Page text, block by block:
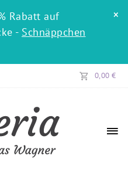
Rabatt auf
- Schnäppchen
×
0,00 €